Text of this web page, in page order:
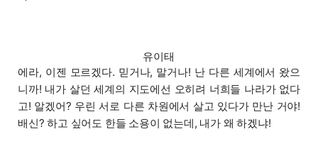
유이태
에라, 이젠 모르겠다. 믿거나, 말거나! 난 다른 세계에서 왔으
니까! 내가 살던 세계의 지도에선 오히려 너희들 나라가 없다
고! 알겠어? 우린 서로 다른 차원에서 살고 있다가 만난 거야!
배신? 하고 싶어도 한들 소용이 없는데, 내가 왜 하겠냐!